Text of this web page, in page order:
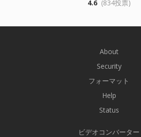
4.6 (834投票)
About
Security
フォーマット
Help
Status
ビデオコンバーター